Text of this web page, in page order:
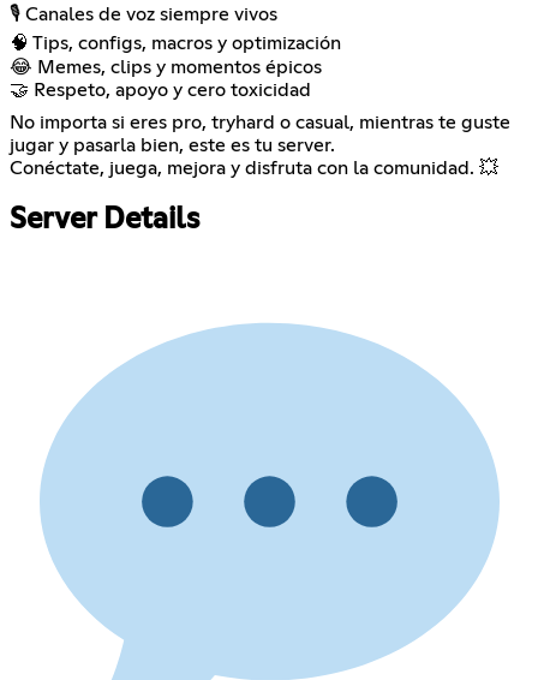
🎙️ Canales de voz siempre vivos
🧠 Tips, configs, macros y optimización
😂 Memes, clips y momentos épicos
🤝 Respeto, apoyo y cero toxicidad
No importa si eres pro, tryhard o casual, mientras te guste
jugar y pasarla bien, este es tu server.
Conéctate, juega, mejora y disfruta con la comunidad. 💥
Server Details